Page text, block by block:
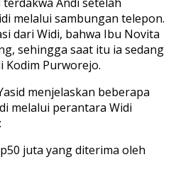
melalui sambungan telepon.
dari Widi, bahwa Ibu Novita
sehingga saat itu ia sedang
Kodim Purworejo.
menjelaskan beberapa
melalui perantara Widi
juta yang diterima oleh